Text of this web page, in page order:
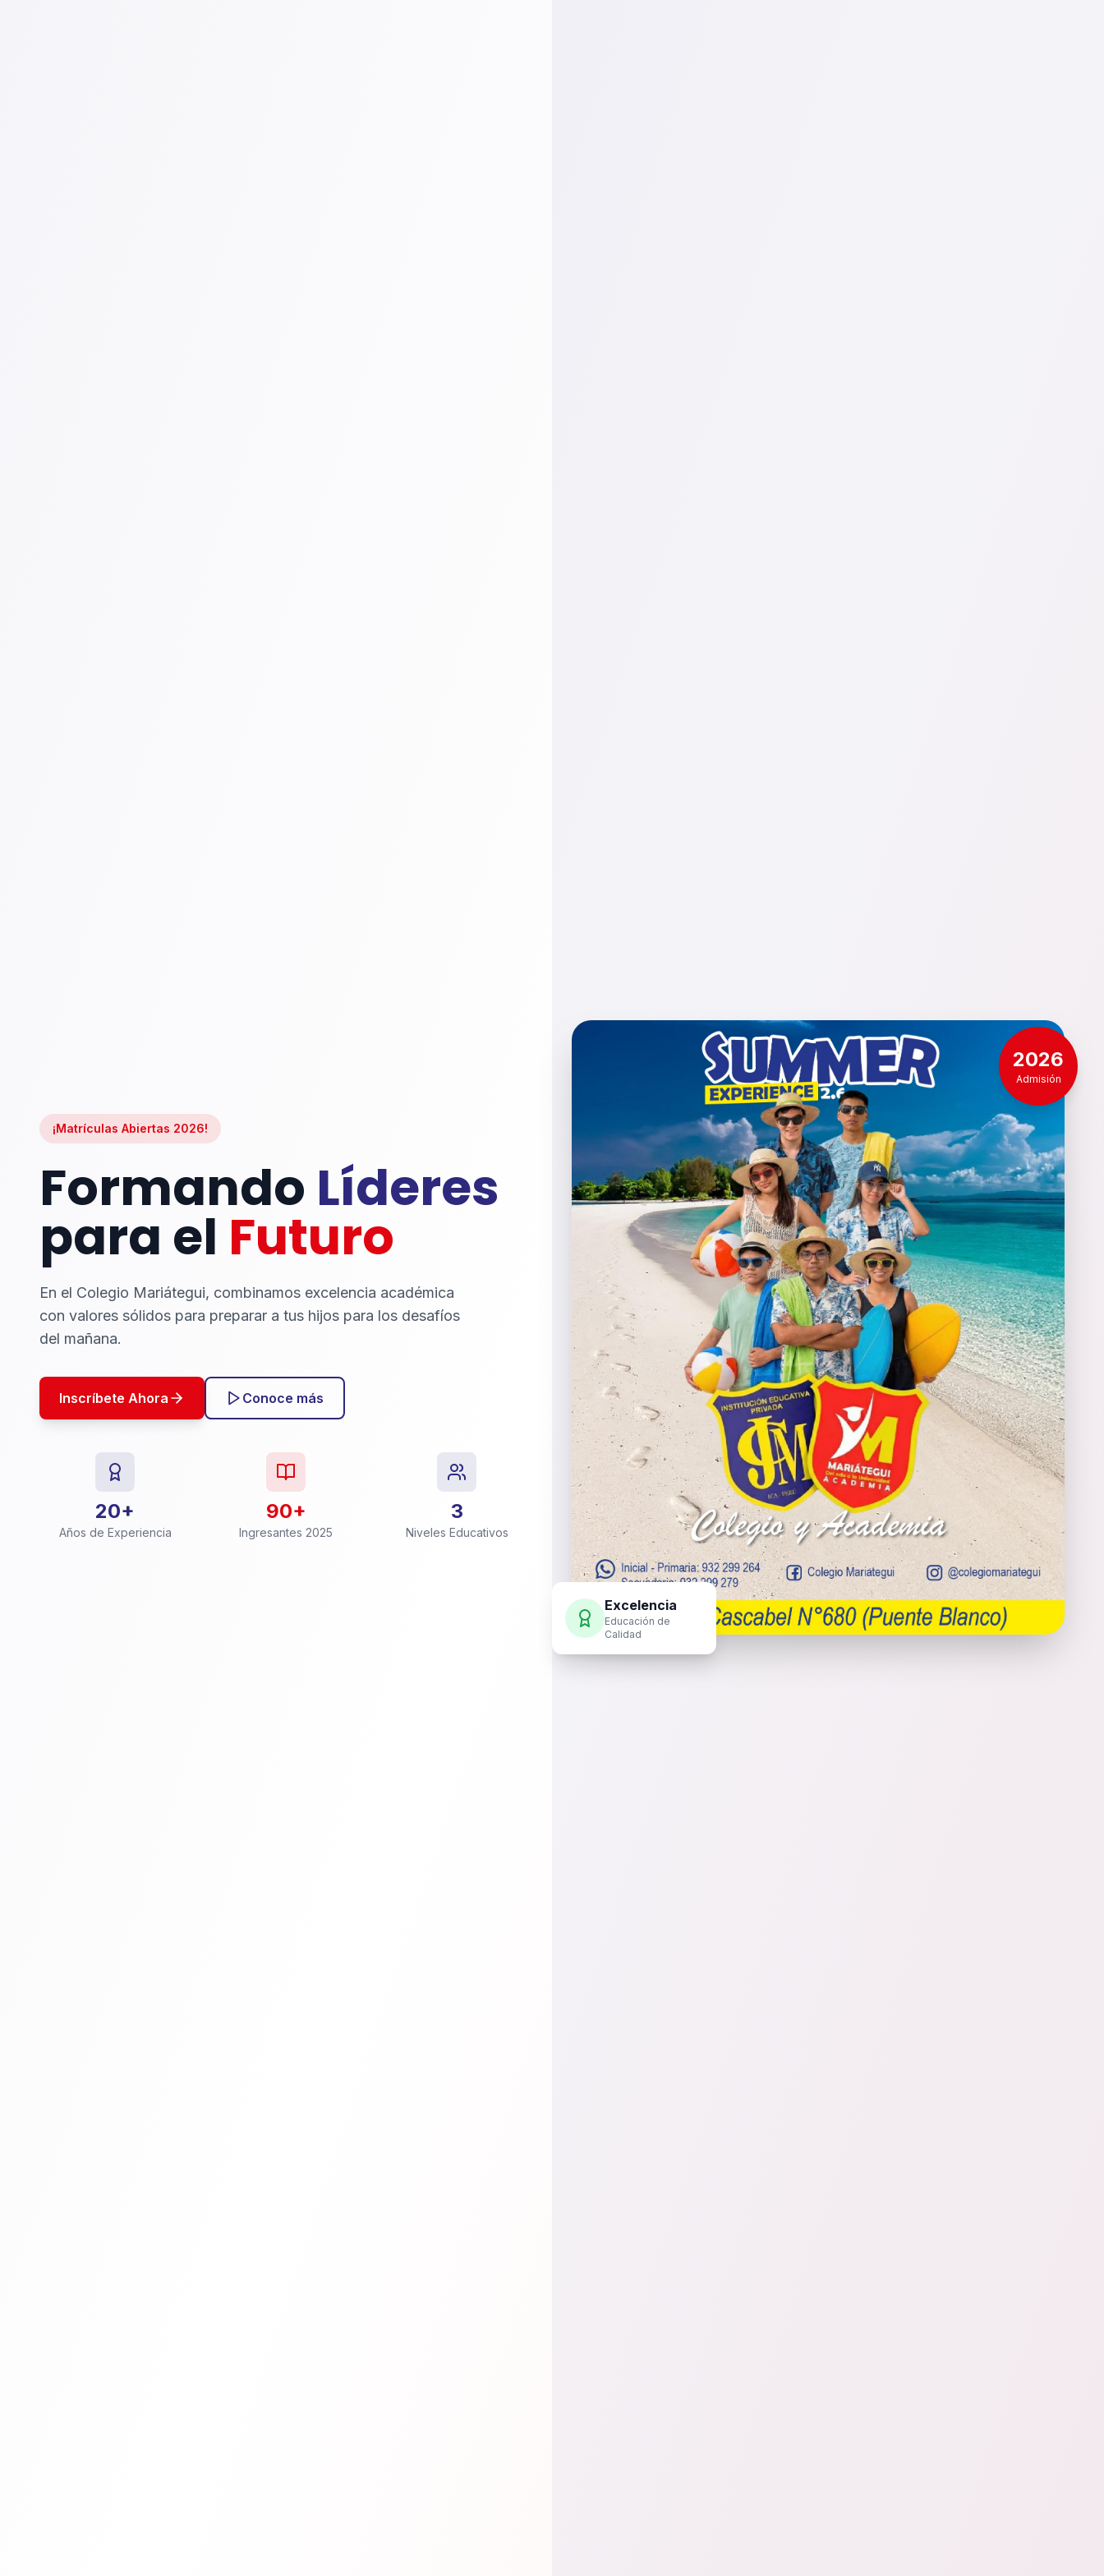
¡Matrículas Abiertas 2026!
Formando Líderes
para el Futuro
En el Colegio Mariátegui, combinamos excelencia académica
con valores sólidos para preparar a tus hijos para los desafíos
del mañana.
Inscríbete Ahora Conoce más
20+
Años de Experiencia
90+
Ingresantes 2025
3
Niveles Educativos
Excelencia
Educación de
Calidad
2026
Admisión